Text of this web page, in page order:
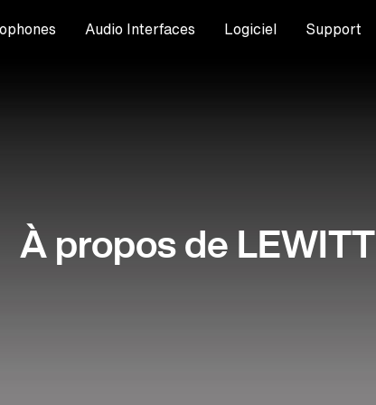
Audio Interfaces Logiciel Support
À propos de LEWITT